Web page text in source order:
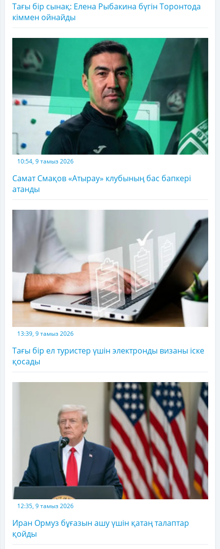
Тағы бір сынақ: Елена Рыбакина бүгін Торонтода
кіммен ойнайды
10:54, 9 тамыз 2026
Самат Смақов «Атырау» клубының бас бапкері
атанды
13:39, 9 тамыз 2026
Тағы бір ел туристер үшін электронды визаны іске
қосады
12:35, 9 тамыз 2026
Иран Ормуз бұғазын ашу үшін қатаң талаптар
қойды